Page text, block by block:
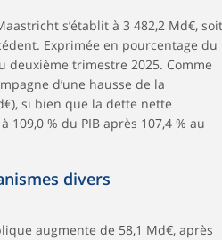
s’établit à 3 482,2 Md€, soit
Exprimée en pourcentage du
deuxième trimestre 2025. Comme
d’une hausse de la
si bien que la dette nette
% du PIB après 107,4 % au
divers
augmente de 58,1 Md€, après